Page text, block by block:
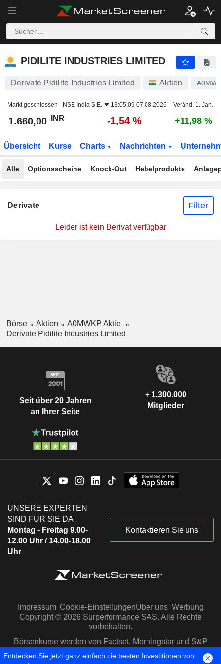
PIDILITE INDUSTRIES LIMITED
Derivate Pidilite Industries Limited Aktien
Markt geschlossen - NSE India S.E. 13:05:09 07.08.2026 Veränd. 1. Jan.
1.660,00 INR -1,54 % +11,98 %
Übersicht Kurse Charts Nachrichten
Alle Optionsscheine Knock-Out Hebelprodukte
Derivate Filter
Leider ist kein Derivat verfügbar
Börse Aktien
A0MWKP Aktie
Derivate Pidilite Industries Limited
Seit über 20 Jahren
an Ihrer Seite
+ 1.300.000
Mitglieder
UNSERE EXPERTEN
SIND FÜR SIE DA
Montag - Freitag 9.00-
12.00 Uhr / 14.00-18.00
Uhr
Kontaktieren Sie uns
Impressum Cookie-EinstellungenÜber uns Werbung
Copyright © 2026 Surperformance SAS. Alle Rechte
vorbehalten.
Börsenkurse werden von Factset, Morningstar und S&P
Capital IQ zur Verfügung gestellt
Entdecken Sie jetzt ganz einfach die besten Investitionen von